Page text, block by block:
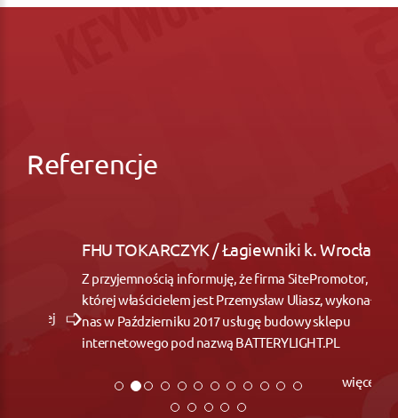
Referencje
FHU TOKARCZYK / Łagiewniki k. Wrocław
Z przyjemnością informuję, że firma SitePromotor,
której właścicielem jest Przemysław Uliasz, wykonała dla
nas w Październiku 2017 usługę budowy sklepu
internetowego pod nazwą BATTERYLIGHT.PL
więcej